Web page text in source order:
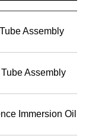
Assembly
Assembly
Immersion Oil